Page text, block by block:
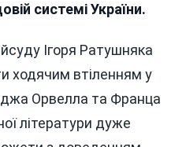
системі України.
Ігоря Ратушняка
ходячим втіленням у
Орвелла та Франца
літератури дуже